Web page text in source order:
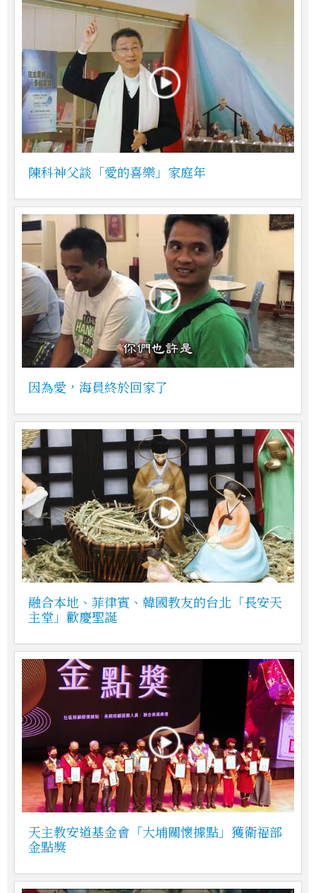
陳科神父談「愛的喜樂」家庭年
因為愛，海員終於回家了
融合本地、菲律賓、韓國教友的台北「長安天
主堂」歡慶聖誕
天主教安道基金會「大埔關懷據點」獲衛福部
金點獎